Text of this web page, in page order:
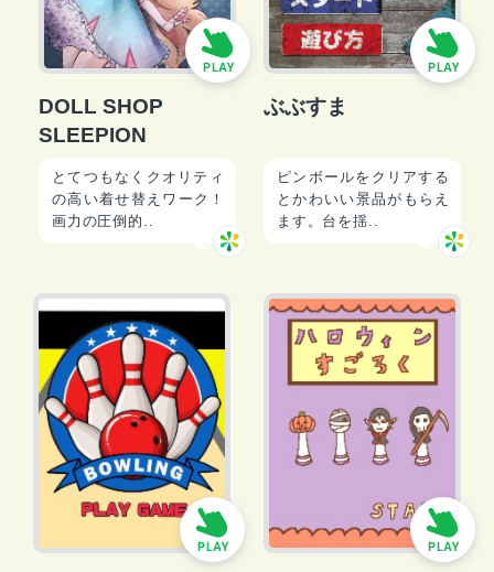
DOLL SHOP
SLEEPION
とてつもなくクオリティ
の高い着せ替えワーク！
画力の圧倒的..
ぶぶすま
ピンボールをクリアする
とかわいい景品がもらえ
ます。台を揺..